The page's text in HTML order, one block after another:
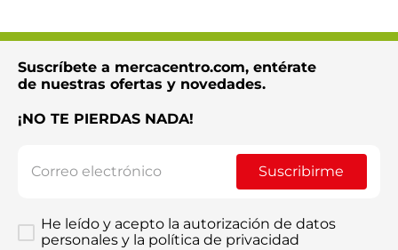
Suscríbete a mercacentro.com, entérate
de nuestras ofertas y novedades.
¡NO TE PIERDAS NADA!
Suscribirme
He leído y acepto la autorización de datos
personales y la política de privacidad